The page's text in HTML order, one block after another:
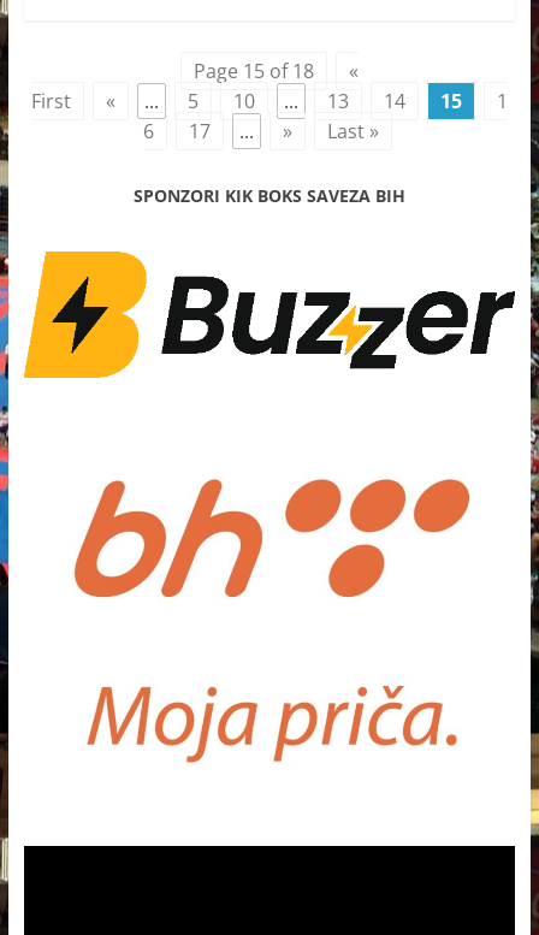
Page 15 of 18
«
First
« ... 5 10 ... 13 14 15
1
6
17 ... » Last »
SPONZORI KIK BOKS SAVEZA BIH